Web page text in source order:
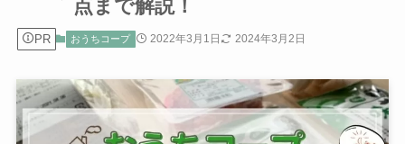
点まで解説！
PR おうちコープ 2022年3月1日 2024年3月2日